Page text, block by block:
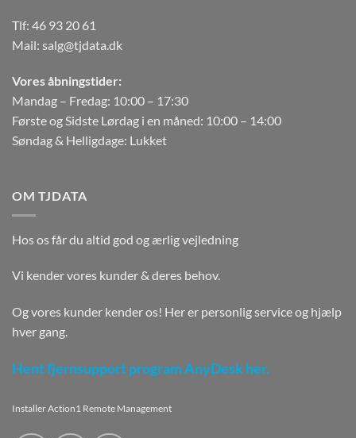
Tlf: 46 93 20 61
Mail: salg@tjdata.dk
Vores åbningstider:
Mandag – Fredag: 10:00 – 17:30
Første og Sidste Lørdag i en måned: 10:00 – 14:00
Søndag & Helligdage: Lukket
OM TJDATA
Hos os får du altid god og ærlig vejledning
Vi kender vores kunder & deres behov.
Og vores kunder kender os! Her er personlig service og hjælp
hver gang.
Hent fjernsupport program AnyDesk her.
Installer Action1 Remote Management